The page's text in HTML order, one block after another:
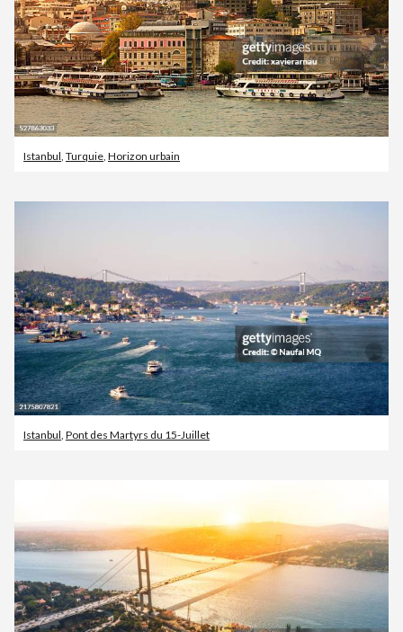
Istanbul Turquie Horizon urbain
Istanbul, Pont des Martyrs du 15-Juillet